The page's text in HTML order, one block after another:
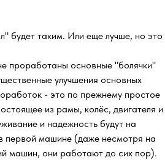
будет таким. Или еще лучше, но это
проработаны основные "болячки"
улучшения основных
- это по прежнему простое
из рамы, колёс, двигателя и
и надежность будут на
первой машине (даже несмотря на
машин, они работают до сих пор).